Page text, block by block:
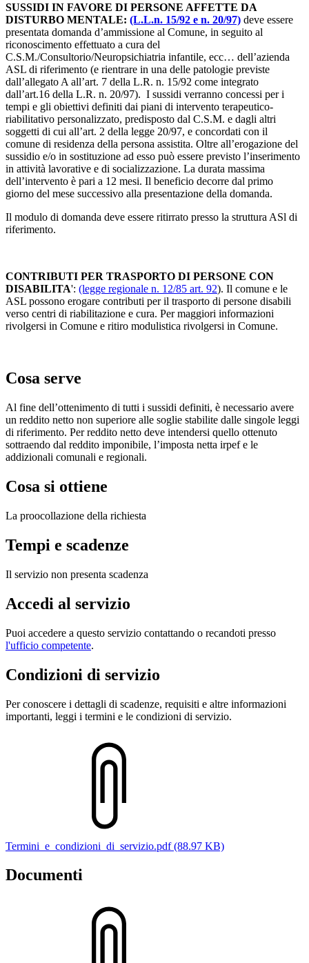
SUSSIDI IN FAVORE DI PERSONE AFFETTE DA
DISTURBO MENTALE: (L.L.n. 15/92 e n. 20/97) deve essere
presentata domanda d’ammissione al Comune, in seguito al
riconoscimento effettuato a cura del
C.S.M./Consultorio/Neuropsichiatria infantile, ecc… dell’azienda
ASL di riferimento (e rientrare in una delle patologie previste
dall’allegato A all’art. 7 della L.R. n. 15/92 come integrato
dall’art.16 della L.R. n. 20/97). I sussidi verranno concessi per i
tempi e gli obiettivi definiti dai piani di intervento terapeutico-
riabilitativo personalizzato, predisposto dal C.S.M. e dagli altri
soggetti di cui all’art. 2 della legge 20/97, e concordati con il
comune di residenza della persona assistita. Oltre all’erogazione del
sussidio e/o in sostituzione ad esso può essere previsto l’inserimento
in attività lavorative e di socializzazione. La durata massima
dell’intervento è pari a 12 mesi. Il beneficio decorre dal primo
giorno del mese successivo alla presentazione della domanda.
Il modulo di domanda deve essere ritirrato presso la struttura ASl di
riferimento.
CONTRIBUTI PER TRASPORTO DI PERSONE CON
DISABILITA': (legge regionale n. 12/85 art. 92). Il comune e le
ASL possono erogare contributi per il trasporto di persone disabili
verso centri di riabilitazione e cura. Per maggiori informazioni
rivolgersi in Comune e ritiro modulistica rivolgersi in Comune.
Cosa serve
Al fine dell’ottenimento di tutti i sussidi definiti, è necessario avere
un reddito netto non superiore alle soglie stabilite dalle singole leggi
di riferimento. Per reddito netto deve intendersi quello ottenuto
sottraendo dal reddito imponibile, l’imposta netta irpef e le
addizionali comunali e regionali.
Cosa si ottiene
La proocollazione della richiesta
Tempi e scadenze
Il servizio non presenta scadenza
Accedi al servizio
Puoi accedere a questo servizio contattando o recandoti presso
l'ufficio competente.
Condizioni di servizio
Per conoscere i dettagli di scadenze, requisiti e altre informazioni
importanti, leggi i termini e le condizioni di servizio.
Termini_e_condizioni_di_servizio.pdf (88.97 KB)
Documenti